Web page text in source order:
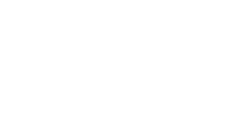
rkv.de werden durch den auf Ihrem Endgerät zum
Diese Informationen werden temporär in
und bis zur automatisierten Löschung gespeichert:
URL),
Ihres Rechners sowie